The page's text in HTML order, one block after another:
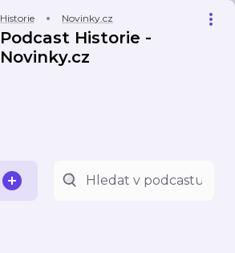
Historie Novinky.cz
Podcast Historie -
Novinky.cz